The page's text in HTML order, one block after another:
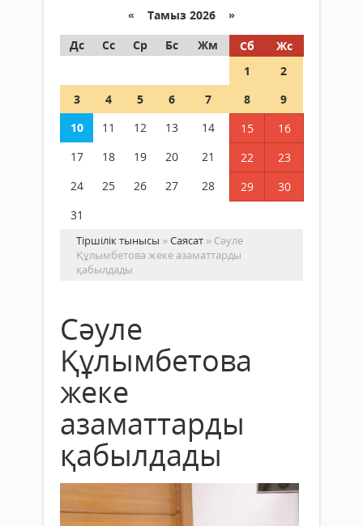
« Тамыз 2026 »
Дс
Сс Ср Бс Жм Сб
Жс
1
2
3
4 5 6 7 8
9
10
11 12 13 14 15
16
17
18 19 20 21 22
23
24
25 26 27 28 29
30
31
Тіршілік тынысы »Саясат » Сәуле
Құлымбетова жеке азаматтарды
қабылдады
Сәуле
Құлымбетова
жеке
азаматтарды
қабылдады